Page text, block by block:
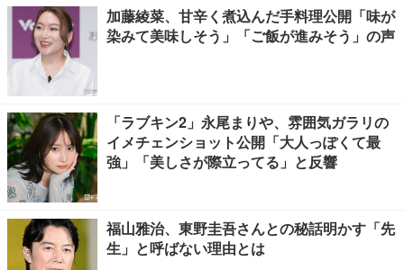
加藤綾菜、甘辛く煮込んだ手料理公開「味が
染みて美味しそう」「ご飯が進みそう」の声
「ラブキン2」永尾まりや、雰囲気ガラリの
イメチェンショット公開「大人っぽくて最
強」「美しさが際立ってる」と反響
福山雅治、東野圭吾さんとの秘話明かす「先
生」と呼ばない理由とは